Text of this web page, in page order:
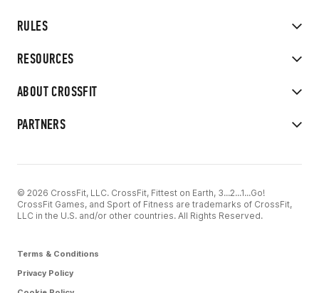
RULES
RESOURCES
ABOUT CROSSFIT
PARTNERS
© 2026 CrossFit, LLC. CrossFit, Fittest on Earth, 3...2...1...Go!
CrossFit Games, and Sport of Fitness are trademarks of CrossFit,
LLC in the U.S. and/or other countries. All Rights Reserved.
Terms & Conditions
Privacy Policy